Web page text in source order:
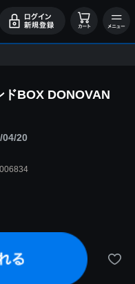
ドBOX DONOVAN
04/20